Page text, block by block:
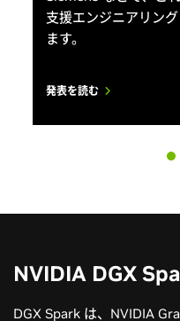
DGX Spark は、NVIDIA
のデスクトップにもたらし
ータ サイエンティスト、